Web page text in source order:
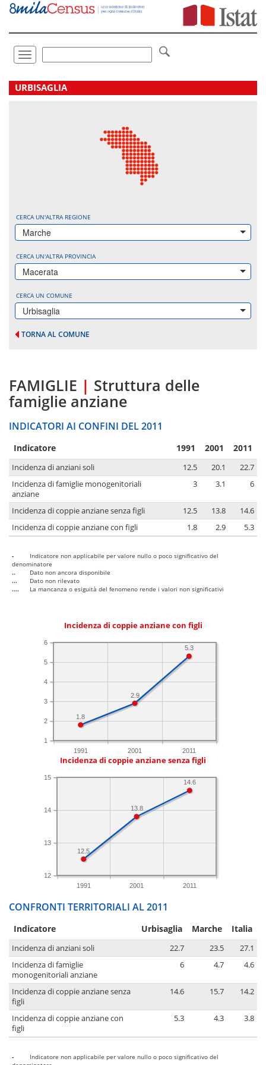
Vai
direttamente
Toggle
navigation
URBISAGLIA
CERCA UN'ALTRA REGIONE
Marche
CERCA UN'ALTRA PROVINCIA
Macerata
CERCA UN COMUNE
Urbisaglia
TORNA AL COMUNE
FAMIGLIE | Struttura delle
famiglie anziane
INDICATORI AI CONFINI DEL 2011
Indicatore 1991 2001 2011
Incidenza di anziani soli 12.5 20.1
22.7
Incidenza di famiglie monogenitoriali
anziane
3 3.1 6
Incidenza di coppie anziane senza figli 12.5 13.8
14.6
Incidenza di coppie anziane con figli
1.8 2.9 5.3
-
Indicatore non applicabile per valore nullo o poco significativo del
denominatore
..
Dato non ancora disponibile
...
Dato non rilevato
....
La mancanza o esiguità del fenomeno rende i valori non significativi
Incidenza di coppie anziane con figli
1991 2001 2011
1
2
3
4
5
6
5.3
2.9
1.8
Incidenza di coppie anziane senza figli
1991 2001 2011
12
13
14
15
14.6
13.8
12.5
CONFRONTI TERRITORIALI AL 2011
Indicatore Urbisaglia Marche Italia
Incidenza di anziani soli 22.7 23.5
27.1
Incidenza di famiglie
monogenitoriali anziane
6 4.7 4.6
Incidenza di coppie anziane senza
figli
14.6 15.7 14.2
Incidenza di coppie anziane con
figli
5.3 4.3 3.8
-
Indicatore non applicabile per valore nullo o poco significativo del